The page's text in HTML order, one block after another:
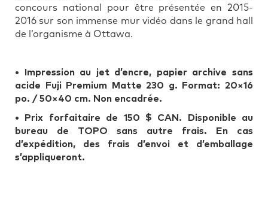
concours national pour être présentée en 2015-
2016 sur son immense mur vidéo dans le grand hall
de l’organisme à Ottawa.
•
Impression au jet d’encre, papier archive sans
acide Fuji Premium Matte 230 g. Format: 20×16
po. / 50×40 cm. Non encadrée.
• Prix forfaitaire de 150 $ CAN. Disponible au
bureau de TOPO sans autre frais. En cas
d’expédition, des frais d’envoi et d’emballage
s’appliqueront.